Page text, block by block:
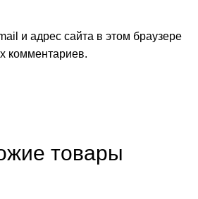
и адрес сайта в этом браузере
комментариев.
товары